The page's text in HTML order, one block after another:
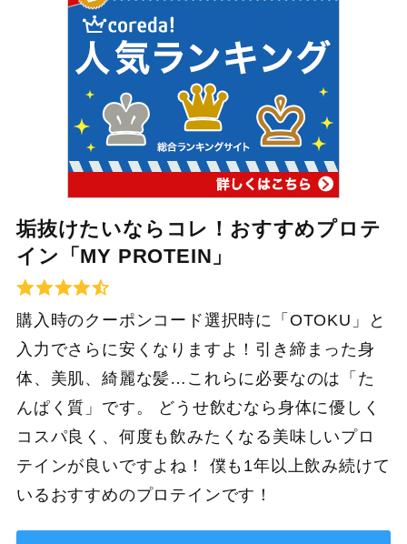
垢抜けたいならコレ！おすすめプロテ
イン「MY PROTEIN」
購入時のクーポンコード選択時に「OTOKU」と
入力でさらに安くなりますよ！引き締まった身
体、美肌、綺麗な髪…これらに必要なのは「た
んぱく質」です。 どうせ飲むなら身体に優しく
コスパ良く、何度も飲みたくなる美味しいプロ
テインが良いですよね！ 僕も1年以上飲み続けて
いるおすすめのプロテインです！